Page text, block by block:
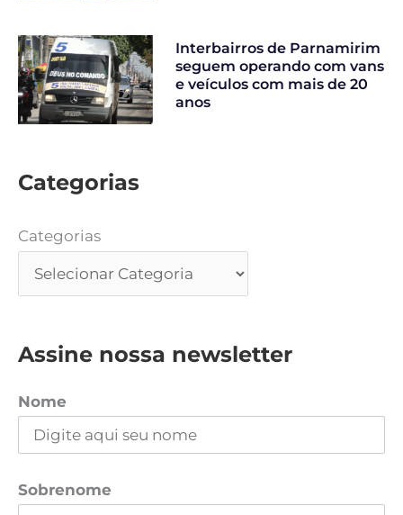
Interbairros de Parnamirim
seguem operando com vans
e veículos com mais de 20
anos
Categorias
Categorias
Assine nossa newsletter
Nome
Sobrenome